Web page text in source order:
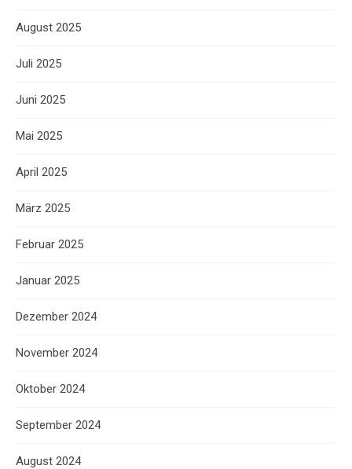
August 2025
Juli 2025
Juni 2025
Mai 2025
April 2025
März 2025
Februar 2025
Januar 2025
Dezember 2024
November 2024
Oktober 2024
September 2024
August 2024